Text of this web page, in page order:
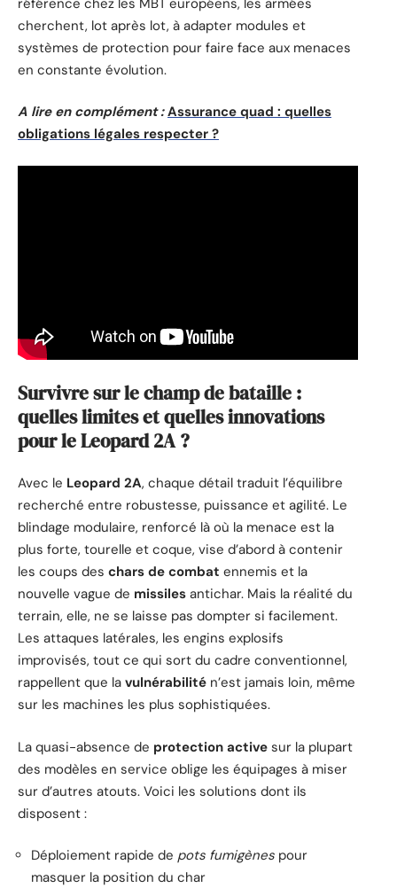
cherchent, lot après lot, à adapter modules et
systèmes de protection pour faire face aux menaces
en constante évolution.
A lire en complément : Assurance quad : quelles
obligations légales respecter ?
Survivre sur le champ de bataille :
quelles limites et quelles innovations
pour le Leopard 2A ?
Avec le Leopard 2A, chaque détail traduit l’équilibre
recherché entre robustesse, puissance et agilité. Le
blindage modulaire, renforcé là où la menace est la
plus forte, tourelle et coque, vise d’abord à contenir
les coups des chars de combat ennemis et la
nouvelle vague de missiles antichar. Mais la réalité du
terrain, elle, ne se laisse pas dompter si facilement.
Les attaques latérales, les engins explosifs
improvisés, tout ce qui sort du cadre conventionnel,
rappellent que la vulnérabilité n’est jamais loin, même
sur les machines les plus sophistiquées.
La quasi-absence de protection active sur la plupart
des modèles en service oblige les équipages à miser
sur d’autres atouts. Voici les solutions dont ils
disposent :
Déploiement rapide de pots fumigènes pour
masquer la position du char